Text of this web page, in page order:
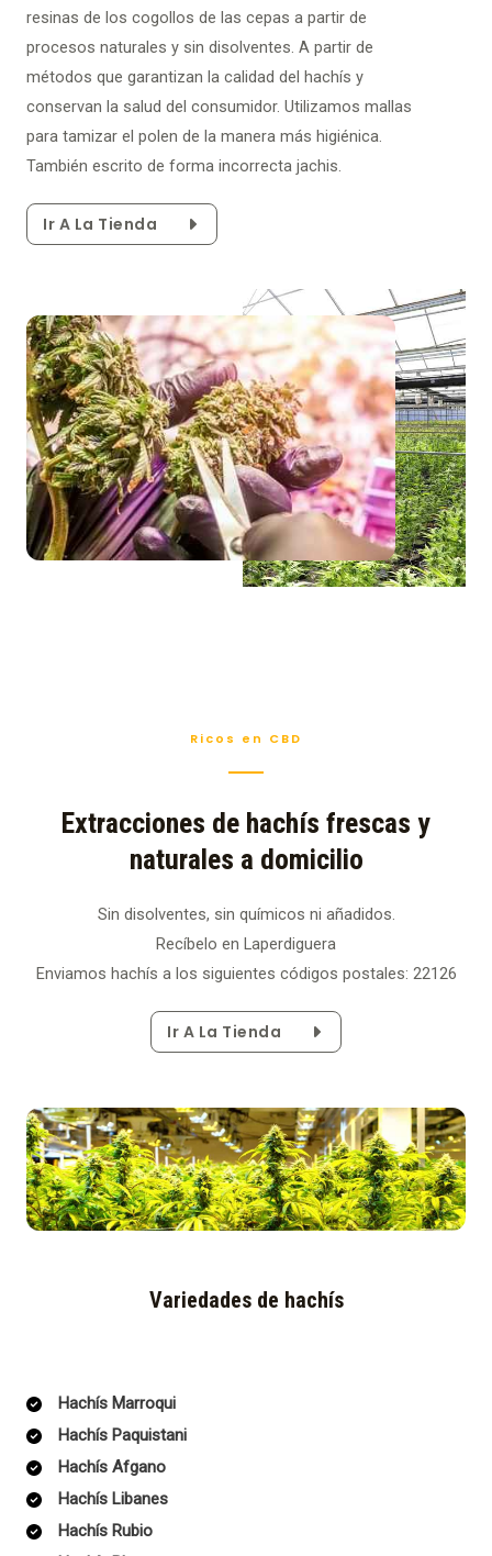
resinas de los cogollos de las cepas a partir de
procesos naturales y sin disolventes. A partir de
métodos que garantizan la calidad del hachís y
conservan la salud del consumidor. Utilizamos mallas
para tamizar el polen de la manera más higiénica.
También escrito de forma incorrecta jachis.
Ir A La Tienda
Ricos en CBD
Extracciones de hachís frescas y
naturales a domicilio
Sin disolventes, sin químicos ni añadidos.
Recíbelo en Laperdiguera
Enviamos hachís a los siguientes códigos postales: 22126
Ir A La Tienda
Variedades de hachís
Hachís Marroqui
Hachís Paquistani
Hachís Afgano
Hachís Libanes
Hachís Rubio